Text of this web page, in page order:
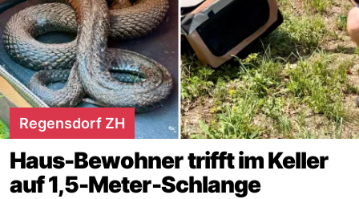
Regensdorf ZH
Haus-Bewohner trifft im Keller
auf 1,5-Meter-Schlange